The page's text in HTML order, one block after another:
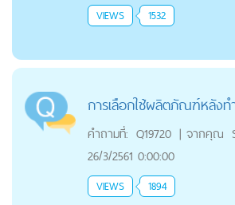
VIEWS 1532
การเลือกใช้ผลิตภัณฑ์หลังท
คำถามที่: Q19720 | จากคุณ
26/3/2561 0:00:00
VIEWS 1894